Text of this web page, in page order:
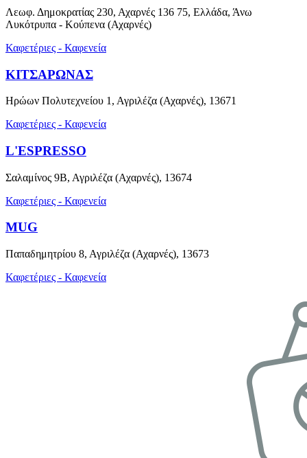
Λεωφ. Δημοκρατίας 230, Αχαρνές 136 75, Ελλάδα, Άνω
Λυκότρυπα - Κούπενα (Αχαρνές)
Καφετέριες - Καφενεία
ΚΙΤΣΑΡΩΝΑΣ
Ηρώων Πολυτεχνείου 1, Αγριλέζα (Αχαρνές), 13671
Καφετέριες - Καφενεία
L'ESPRESSO
Σαλαμίνος 9Β, Αγριλέζα (Αχαρνές), 13674
Καφετέριες - Καφενεία
MUG
Παπαδημητρίου 8, Αγριλέζα (Αχαρνές), 13673
Καφετέριες - Καφενεία